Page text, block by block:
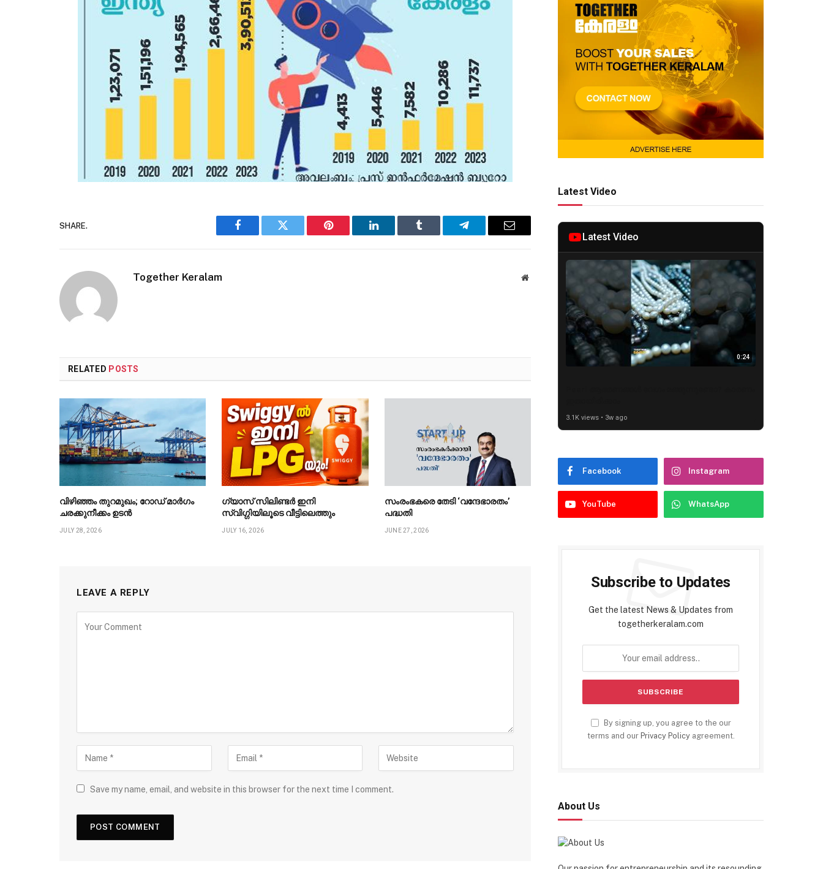
SHARE.
Facebook Twitter Pinterest LinkedIn Tumblr Telegram Email
Together Keralam Website
RELATED POSTS
വിഴിഞ്ഞം തുറമുഖം; റോഡ് മാർഗം
ചരക്കുനീക്കം ഉടൻ
JULY 28, 2026
ഗ്യാസ് സിലിണ്ടർ ഇനി
സ്വിഗ്ഗിയിലൂടെ വീട്ടിലെത്തും
JULY 16, 2026
സംരംഭകരെ തേടി ‘വന്ദേഭാരതം’
പദ്ധതി
JUNE 27, 2026
LEAVE A REPLY
Save my name, email, and website in this browser for the next time I comment.
Latest Video
Latest Video
0:24
3.1K views • 3w ago
Facebook Instagram
YouTube WhatsApp
Subscribe to Updates
Get the latest News & Updates from
togetherkeralam.com
By signing up, you agree to the our
terms and our Privacy Policyagreement.
About Us